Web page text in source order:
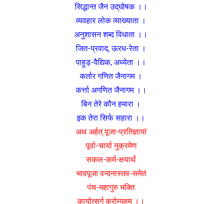
सिद्धान्त जैन उद्‌घोषक ।।
व्यवहार लोक व्याख्याता ।
अनुशासन शब्द विधाता ।।
जित-प्रवाद, ऊरध-रेता ।
पाहुड़-वैद्यिक, अध्येता ।।
कर्तार गणित जैनागम ।
कर्त्ता अगणित जैनागम ।।
बिन तेरे कौन हमारा ।
इक तेरा सिर्फ सहारा ।।
अथ अर्हत् पूजा-प्रतिज्ञायां
पूर्वा-चार्या नुक्रमेण
सकल-कर्म-क्षयार्थं
भावपूजा वन्दनास्तव-समेतं
पंच-महागुरु भक्ति
कायोत्सर्ग करोम्यहम् ।।